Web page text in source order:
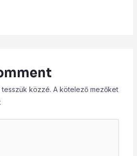
tesszük közzé. A kötelező mezőket